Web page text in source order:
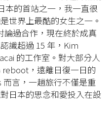
本的首站之一，我一直很
世界上最酷的女生之一。
論過合作，現在終於成真
識超過 15 年，Kim
的工作室。對大部分人
，遠離日復一日的
言，一趟旅行不僅是重
日本的思念和愛投入在設